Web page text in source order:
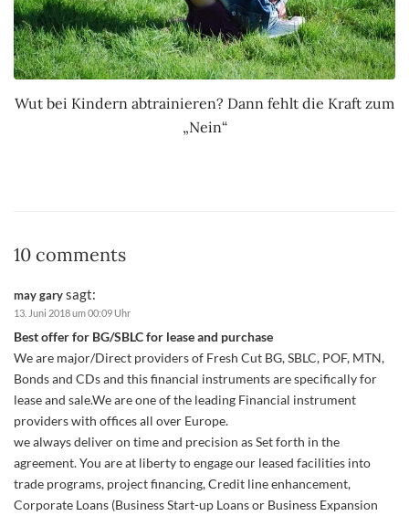
Wut bei Kindern abtrainieren? Dann fehlt die Kraft zum
„Nein“
10 comments
may garysagt:
13. Juni 2018 um 00:09 Uhr
Best offer for BG/SBLC for lease and purchase
We are major/Direct providers of Fresh Cut BG, SBLC, POF, MTN,
Bonds and CDs and this financial instruments are specifically for
lease and sale.We are one of the leading Financial instrument
providers with offices all over Europe.
we always deliver on time and precision as Set forth in the
agreement. You are at liberty to engage our leased facilities into
trade programs, project financing, Credit line enhancement,
Corporate Loans (Business Start-up Loans or Business Expansion